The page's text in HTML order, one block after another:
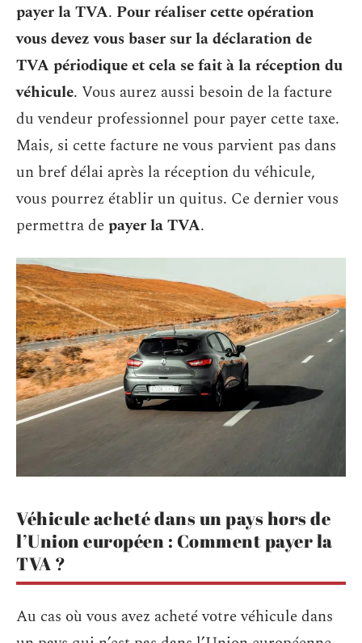
payer la TVA. Pour réaliser cette opération
vous devez vous baser sur la déclaration de
TVA périodique et cela se fait à la réception du
véhicule. Vous aurez aussi besoin de la facture
du vendeur professionnel pour payer cette taxe.
Mais, si cette facture ne vous parvient pas dans
un bref délai après la réception du véhicule,
vous pourrez établir un quitus. Ce dernier vous
permettra depayer la TVA.
Véhicule acheté dans un pays hors de
l’Union européen : Comment payer la
TVA ?
Au cas où vous avez acheté votre véhicule dans